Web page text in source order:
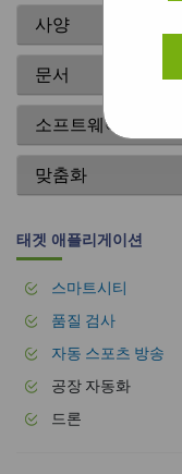
사양
문서
소프트웨어
맞춤화
태겟 애플리게이션
스마트시티
품질 검사
자동 스포츠 방송
공장 자동화
드론